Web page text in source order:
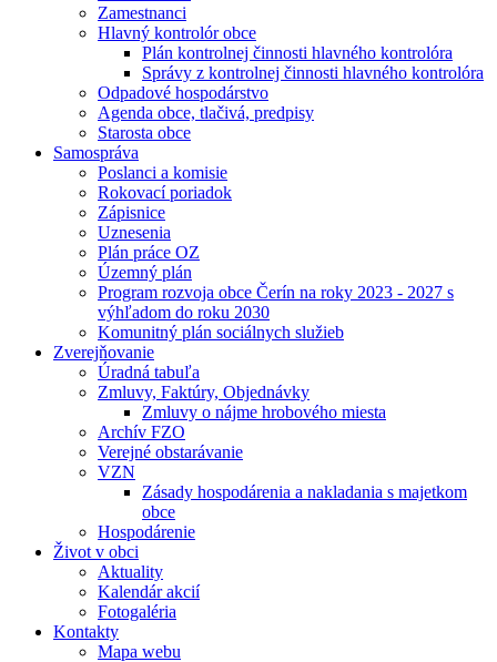
Zamestnanci
Hlavný kontrolór obce
Plán kontrolnej činnosti hlavného kontrolóra
Správy z kontrolnej činnosti hlavného kontrolóra
Odpadové hospodárstvo
Agenda obce, tlačivá, predpisy
Starosta obce
Samospráva
Poslanci a komisie
Rokovací poriadok
Zápisnice
Uznesenia
Plán práce OZ
Územný plán
Program rozvoja obce Čerín na roky 2023 - 2027 s
výhľadom do roku 2030
Komunitný plán sociálnych služieb
Zverejňovanie
Úradná tabuľa
Zmluvy, Faktúry, Objednávky
Zmluvy o nájme hrobového miesta
Archív FZO
Verejné obstarávanie
VZN
Zásady hospodárenia a nakladania s majetkom
obce
Hospodárenie
Život v obci
Aktuality
Kalendár akcií
Fotogaléria
Kontakty
Mapa webu